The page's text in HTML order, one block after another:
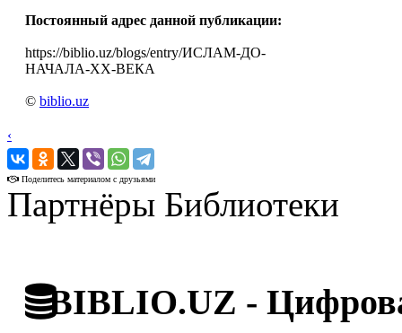
Постоянный адрес данной публикации:
https://biblio.uz/blogs/entry/ИСЛАМ-ДО-
НАЧАЛА-XX-ВЕКА
© biblio.uz
‹
›
Поделитесь материалом с друзьями
Партнёры Библиотеки
BIBLIO.UZ -